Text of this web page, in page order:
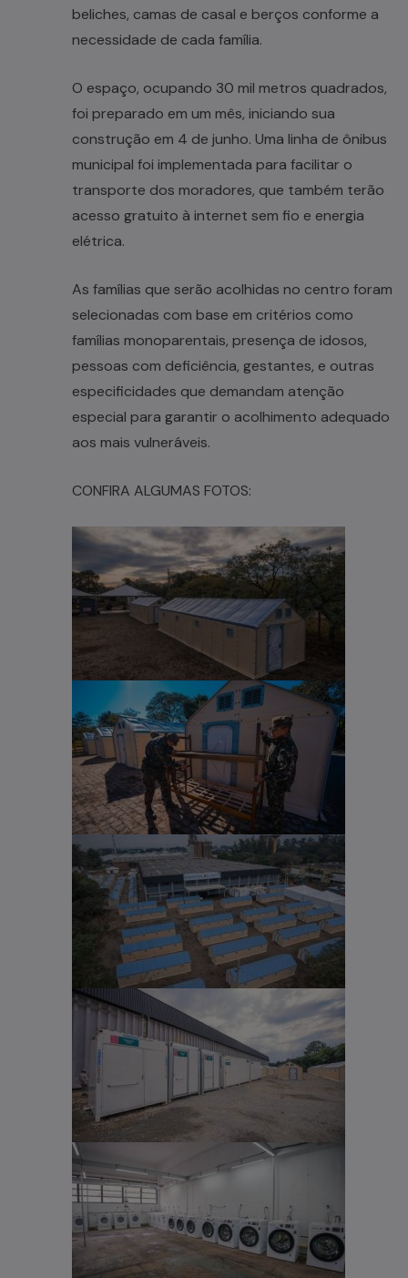
beliches, camas de casal e berços conforme a
necessidade de cada família.
O espaço, ocupando 30 mil metros quadrados,
foi preparado em um mês, iniciando sua
construção em 4 de junho. Uma linha de ônibus
municipal foi implementada para facilitar o
transporte dos moradores, que também terão
acesso gratuito à internet sem fio e energia
elétrica.
As famílias que serão acolhidas no centro foram
selecionadas com base em critérios como
famílias monoparentais, presença de idosos,
pessoas com deficiência, gestantes, e outras
especificidades que demandam atenção
especial para garantir o acolhimento adequado
aos mais vulneráveis.
CONFIRA ALGUMAS FOTOS: